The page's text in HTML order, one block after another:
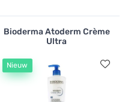
Bioderma Atoderm Crème
Ultra
Nieuw